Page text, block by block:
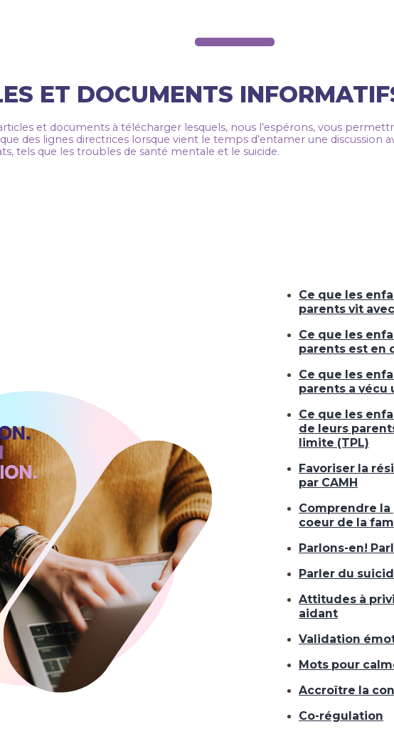
ET DOCUMENTS
et documents à télécharger lesquels, nous l’espérons, vous
des lignes directrices lorsque vient le temps d’entamer une discussion
tels que les troubles de santé mentale et le suicide.
Ce que les
parents vit
Ce que les
parents est en
Ce que les
parents a vécu
Ce que les
de leurs
limite (TPL)
Favoriser la
par CAMH
Comprendre
coeur de la
Parlons-en!
Parler du
Attitudes à
aidant
Validation
Mots pour
Accroître la
Co-régulation